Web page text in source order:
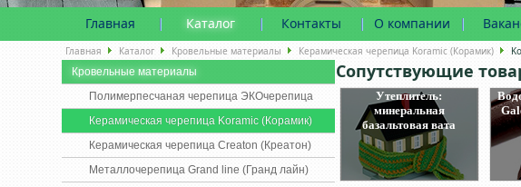
Главная Каталог Контакты О компании
Главная Каталог Кровельные материалы Керамическая черепица Koramic (Корамик)
Кровельные материалы
Полимерпесчаная черепица ЭКОчерепица
Керамическая черепица Koramic (Корамик)
Керамическая черепица Creaton (Креатон)
Металлочерепица Grand line (Гранд лайн)
Сопутствующие
Утеплитель:
минеральная
базальтовая вата